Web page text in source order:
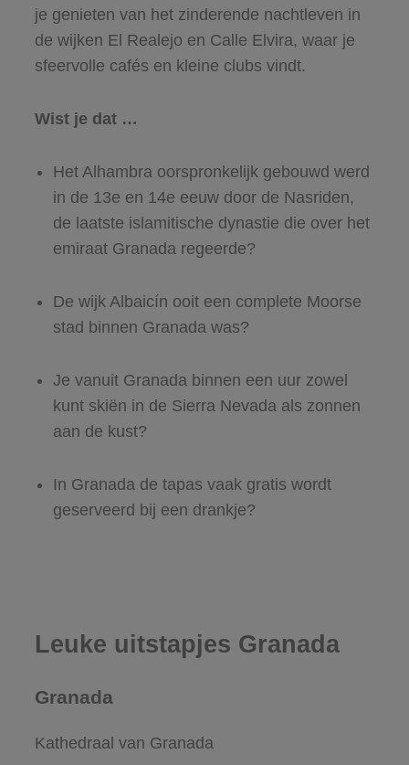
je genieten van het zinderende nachtleven in
de wijken El Realejo en Calle Elvira, waar je
sfeervolle cafés en kleine clubs vindt.
Wist je dat …
Het Alhambra oorspronkelijk gebouwd werd
in de 13e en 14e eeuw door de Nasriden,
de laatste islamitische dynastie die over het
emiraat Granada regeerde?
De wijk Albaicín ooit een complete Moorse
stad binnen Granada was?
Je vanuit Granada binnen een uur zowel
kunt skiën in de Sierra Nevada als zonnen
aan de kust?
In Granada de tapas vaak gratis wordt
geserveerd bij een drankje?
Leuke uitstapjes Granada
Granada
Kathedraal van Granada